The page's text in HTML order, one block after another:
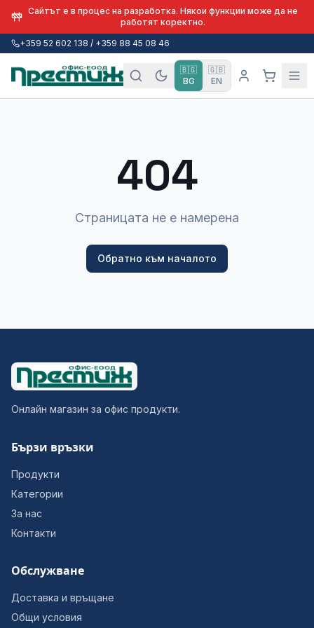
Сайтът е в процес на разработка. Някои функции може да не
работят коректно.
+359 52 602 138 / +359 88 45 08 46
🇧🇬
BG
🇬🇧
EN
404
Страницата не е намерена
Обратно към началото
Онлайн магазин за офис продукти.
Бързи връзки
Продукти
Категории
За нас
Контакти
Обслужване
Доставка и връщане
Общи условия